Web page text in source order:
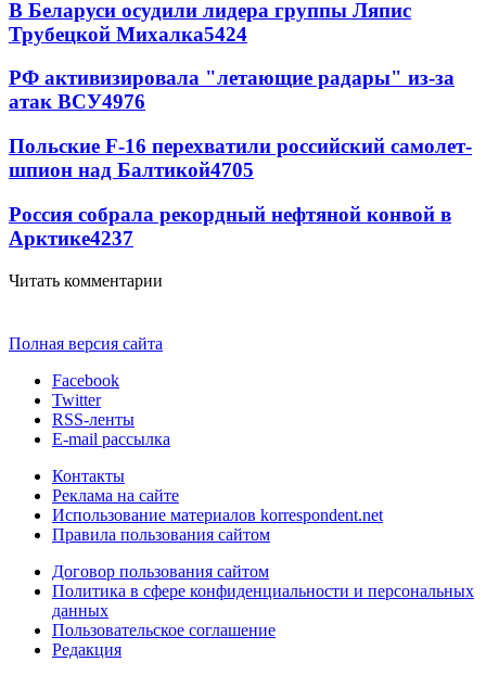
В Беларуси осудили лидера группы Ляпис
Трубецкой Михалка5424
РФ активизировала "летающие радары" из-за
атак ВСУ4976
Польские F-16 перехватили российский самолет-
шпион над Балтикой4705
Россия собрала рекордный нефтяной конвой в
Арктике4237
Читать комментарии
Полная версия сайта
Facebook
Twitter
RSS-ленты
E-mail рассылка
Контакты
Реклама на сайте
Использование материалов korrespondent.net
Правила пользования сайтом
Договор пользования сайтом
Политика в сфере конфиденциальности и персональных
данных
Пользовательское соглашение
Редакция